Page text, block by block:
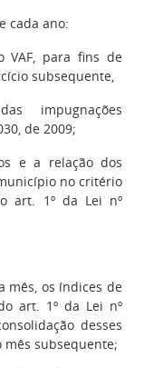
cada ano:
para fins de
subsequente,
impugnações
de 2009;
e a relação dos
no critério
art. 1º da Lei nº
mês, os índices de
art. 1º da Lei nº
desses
subsequente;